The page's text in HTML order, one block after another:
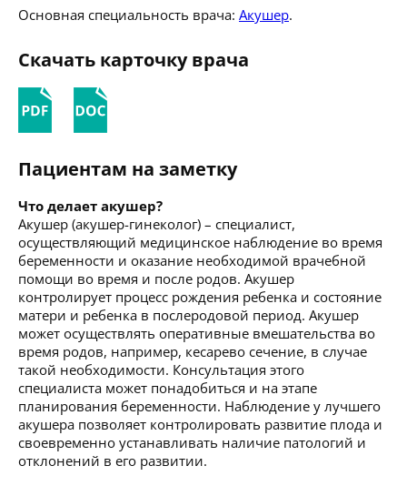
Основная специальность врача: Акушер.
Скачать карточку врача
Пациентам на заметку
Что делает акушер?
Акушер (акушер-гинеколог) – специалист,
осуществляющий медицинское наблюдение во время
беременности и оказание необходимой врачебной
помощи во время и после родов. Акушер
контролирует процесс рождения ребенка и состояние
матери и ребенка в послеродовой период. Акушер
может осуществлять оперативные вмешательства во
время родов, например, кесарево сечение, в случае
такой необходимости. Консультация этого
специалиста может понадобиться и на этапе
планирования беременности. Наблюдение у лучшего
акушера позволяет контролировать развитие плода и
своевременно устанавливать наличие патологий и
отклонений в его развитии.